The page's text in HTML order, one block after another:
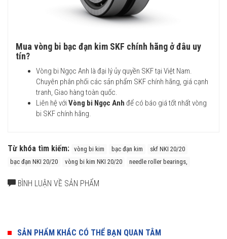
Mua vòng bi bạc đạn kim SKF chính hãng ở đâu uy
tín?
Vòng bi Ngọc Anh là đại lý ủy quyền SKF tại Việt Nam.
Chuyên phân phối các sản phẩm SKF chính hãng, giá cạnh
tranh, Giao hàng toàn quốc.
Liên hệ với Vòng bi Ngọc Anh để có báo giá tốt nhất vòng
bi SKF chính hãng.
Từ khóa tìm kiếm: vòng bi kim bạc đạn kim
skf NKI 20/20
bạc đạn NKI 20/20
vòng bi kim NKI 20/20 needle roller bearings,
BÌNH LUẬN VỀ SẢN PHẨM
SẢN PHẨM KHÁC CÓ THỂ BẠN QUAN TÂM